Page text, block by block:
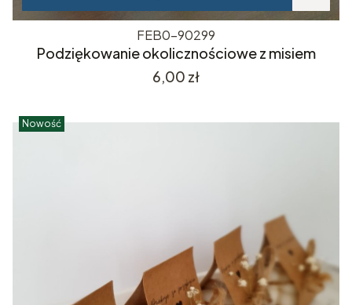
FEB0-90299
Podziękowanie okolicznościowe z misiem
Cena
6,00 zł
Nowość